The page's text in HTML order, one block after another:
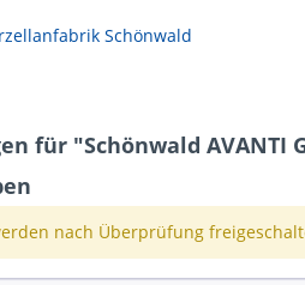
Schönwald
für "Schönwald AVANTI
nach Überprüfung